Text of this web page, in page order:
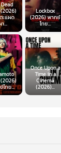
ะแผด
า...
Lockbox
(2026) พากย์
ไทย...
(2026)
ไทย...
Once Upon a
Time in a
Cinema
(2026)...